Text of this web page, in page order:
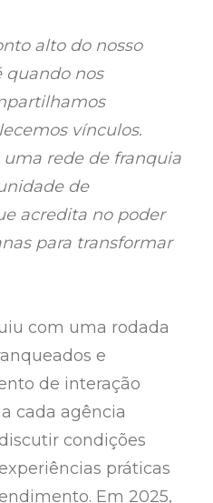
alto do nosso
quando nos
vínculos.
rede de franquia
de
acredita no poder
para transformar
com uma rodada
e
de interação
cada agência
condições
práticas
Em 2025,